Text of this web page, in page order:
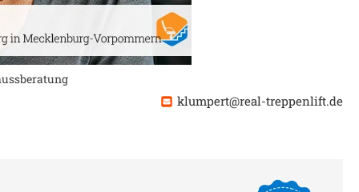
klumpert@real-treppenlift.de